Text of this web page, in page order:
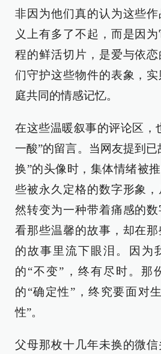
非因为他们真的认为这些
义上有多了不起，而是因
程的鲜活切片，是爱与依
们守护这些物件的表象，
庭共同的情感记忆。
在这些温暖叙事的评论区，
一酸”的留言。当网友提到
换”的头像时，集体情绪被
些被永久定格的数字形象
然转变为一种带着痛感的
看那些温馨的故事，却在那
的故事里流下眼泪。因为
的“不变”，终有尽时。那
的“确定性”，终究要面对
性”。
父母那枚十几年未换的微